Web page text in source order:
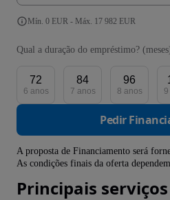
Mín. 0 EUR - Máx. 17 982 EUR
Qual a duração do empréstimo?
72
6 anos
84
7 anos
96
8 anos
Pedir
A proposta de Financiamento será
As condições finais da oferta
Principais